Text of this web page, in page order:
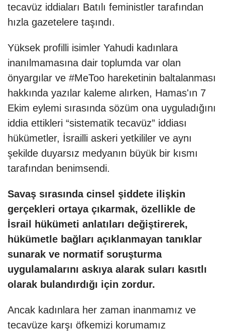
tecavüz iddiaları Batılı feministler tarafından
hızla gazetelere taşındı.
Yüksek profilli isimler Yahudi kadınlara
inanılmamasına dair toplumda var olan
önyargılar ve #MeToo hareketinin baltalanması
hakkında yazılar kaleme alırken, Hamas'ın 7
Ekim eylemi sırasında sözüm ona uyguladığını
iddia ettikleri “sistematik tecavüz” iddiası
hükümetler, İsrailli askeri yetkililer ve aynı
şekilde duyarsız medyanın büyük bir kısmı
tarafından benimsendi.
Savaş sırasında cinsel şiddete ilişkin
gerçekleri ortaya çıkarmak, özellikle de
İsrail hükümeti anlatıları değiştirerek,
hükümetle bağları açıklanmayan tanıklar
sunarak ve normatif soruşturma
uygulamalarını askıya alarak suları kasıtlı
olarak bulandırdığı için zordur.
Ancak kadınlara her zaman inanmamız ve
tecavüze karşı öfkemizi korumamız